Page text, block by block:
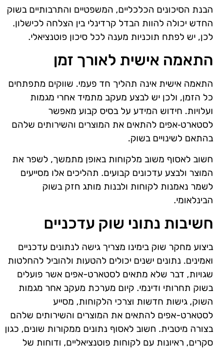
הבנת הסיכונים הכלכליים, המשפטיים והתרבותיים בשוק
החדש יכולה להוות הבדל קרדינלי בין הצלחה לכישלון.
לכן, יש לפתח תוכניות מענה לכל סיכון פוטנציאלי.
התאמה אישית לאורך זמן
התאמה אישית אינה תהליך חד פעמי. שווקים מתפתחים
כל הזמן, ולכן יש לבצע מעקב מתמיד אחרי מגמות
ועלויות. חידוש המידע על בסיס קבוע מאפשר
לסטארט‑אפים להתאים את המוצרים והשירותים שלהם
בהתאם לשינויים בשוק.
חשוב לאסוף משוב מלקוחות באופן מתמשך, לשפר את
המוצר ולבצע עדכונים קבועים. תהליכים אלו מסייעים
לשמר נאמנות לקוחות ולבנות מותג חזק בשוק
הבינלאומי.
חשיבות נתוני שוק עדכניים
ביצוע מחקר שוק בימינו מצריך גישה לנתונים עדכניים
ואמינים. נתונים ישנים יכולים להטעות ולהוביל להחלטות
שגויות, דבר שלא מתאים לסטארט-אפים אשר פועלים
בשוק תחרותי ודינמי. קיום מערכת מעקב אחר מגמות
השוק, גישות חדשות וצרכי הלקוחות, מסייע
לסטארט-אפים להתאים את המוצרים והשירותים שלהם
בצורה מיטבית. חשוב לאסוף נתונים ממקורות שונים, כגון
סקרים, ראיונות עם לקוחות פוטנציאליים, ודוחות של